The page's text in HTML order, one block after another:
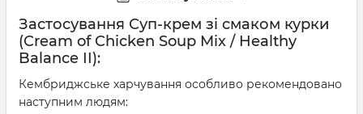
Застосування Суп-крем зі смаком курки
(Cream of Chicken Soup Mix / Healthy
Balance II):
Кембриджське харчування особливо рекомендовано
наступним людям: